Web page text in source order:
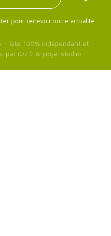
pour recevoir notre actualité.
- Site 100% indépendant et
par iOz.fr & yoga-stud.io